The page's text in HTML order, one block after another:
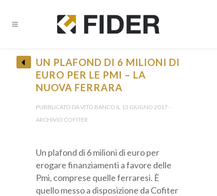
UN PLAFOND DI 6 MILIONI DI
EURO PER LE PMI – LA
NUOVA FERRARA
PUBBLICATO DA VITO BANCO IL 13 GIUGNO 2017 -
ARCHIVIO COFITER
Un plafond di 6 milioni di euro per
erogare finanziamenti a favore delle
Pmi, comprese quelle ferraresi. È
quello messo a disposizione da Cofiter
• Ricevi tutti gli Aggiornamenti •
Provincia *